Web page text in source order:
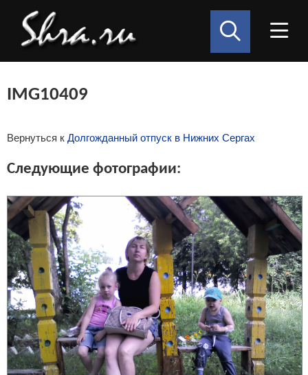
IMG10409
Вернуться к Долгожданный отпуск в Нижних Сергах
Следующие фотографии: